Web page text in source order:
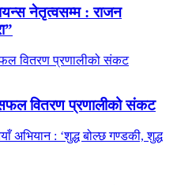
नेतृत्वसम्म : राजन
वितरण प्रणालीको संकट